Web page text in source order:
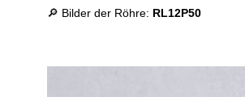
🔎 Bilder der Röhre: RL12P50